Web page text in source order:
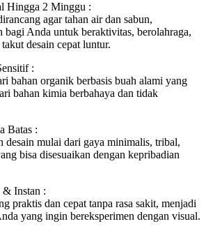
Hingga 2 Minggu :
agar tahan air dan sabun,
bagi Anda untuk beraktivitas, berolahraga,
desain cepat luntur.
:
bahan organik berbasis buah alami yang
bahan kimia berbahaya dan tidak
Batas :
desain mulai dari gaya minimalis, tribal,
bisa disesuaikan dengan kepribadian
& Instan :
praktis dan cepat tanpa rasa sakit, menjadi
yang ingin bereksperimen dengan visual.